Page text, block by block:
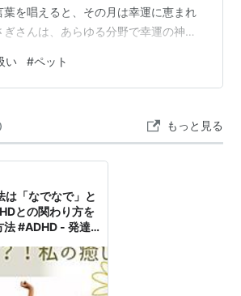
葉を唱えると、その月は幸運に恵まれ
さんは、あらゆる分野で幸運の神様
ている」という記事を書きました
香りはつきの匂いです。顔を埋めてモ
来ます。おまけに、毛はフワフワでサ
いみたいな、お日様の匂…
い #ペット
もっと見る
は「なでなで」と
との関わり方を
法 #ADHD - 発達